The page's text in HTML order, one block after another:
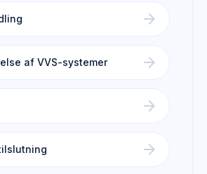
arrow_forward
af VVS-systemer arrow_forward
arrow_forward
arrow_forward